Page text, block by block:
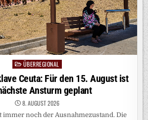
PostedÜBERREGIONAL
Ceuta: Für den 15. August ist
Ansturm geplant
8. AUGUST 2026
immer noch der Ausnahmezustand. Die